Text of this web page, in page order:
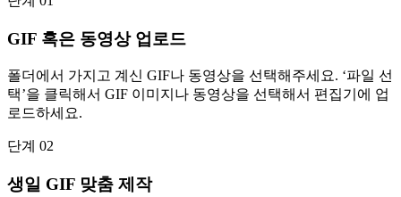
GIF 혹은 동영상 업로드
폴더에서 가지고 계신 GIF나 동영상을 선택해주세요. ‘파일 선
택’을 클릭해서 GIF 이미지나 동영상을 선택해서 편집기에 업
로드하세요.
단계 02
생일 GIF 맞춤 제작